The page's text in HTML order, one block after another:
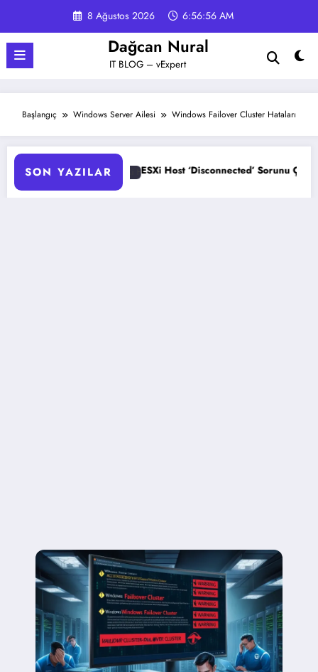
8 Ağustos 2026 6:56:57 AM
Dağcan Nural
IT BLOG – vExpert
Başlangıç Windows Server Ailesi Windows Failover Cluster Hataları
SON YAZILAR
Sorunu Çözümü HPE ProLiant Sunucularda